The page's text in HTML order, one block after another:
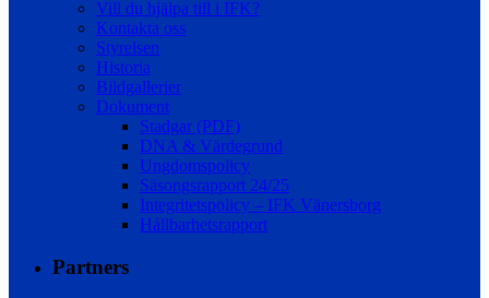
Vill du hjälpa till i IFK?
Kontakta oss
Styrelsen
Historia
Bildgallerier
Dokument
Stadgar (PDF)
DNA & Värdegrund
Ungdomspolicy
Säsongsrapport 24/25
Integritetspolicy – IFK Vänersborg
Hållbarhetsrapport
Partners